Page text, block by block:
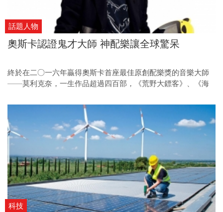
話題人物
奧斯卡認證鬼才大師 神配樂讓全球驚呆
終於在二○一六年贏得奧斯卡首座最佳原創配樂獎的音樂大師
——莫利克奈，一生作品超過四百部，《荒野大鏢客》、《海
影配樂，甚至比電影更廣為流傳。
科技